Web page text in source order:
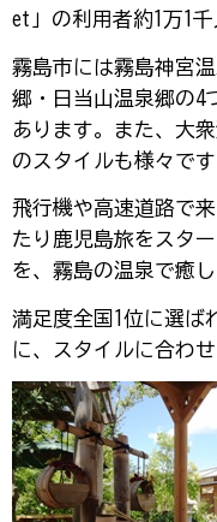
et」の利用者約1万1
霧島市には霧島神宮
郷・日当山温泉郷の4
あります。また、大
のスタイルも様々です
飛行機や高速道路で
たり鹿児島旅をスタ
を、霧島の温泉で癒
満足度全国1位に選ば
に、スタイルに合わ